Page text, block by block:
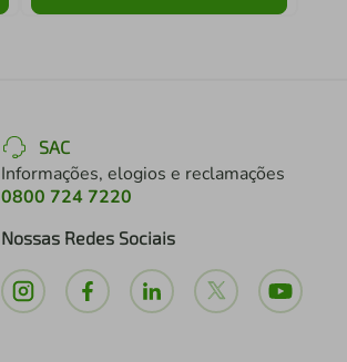
SAC
Informações, elogios e reclamações
0800 724 7220
Nossas Redes Sociais